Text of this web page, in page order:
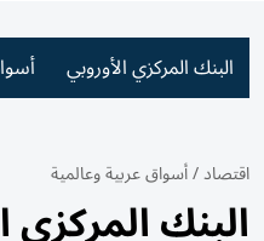
البنك المركزي الأوروبي
اقتصاد/أسواق عربية وعالمية
البنك